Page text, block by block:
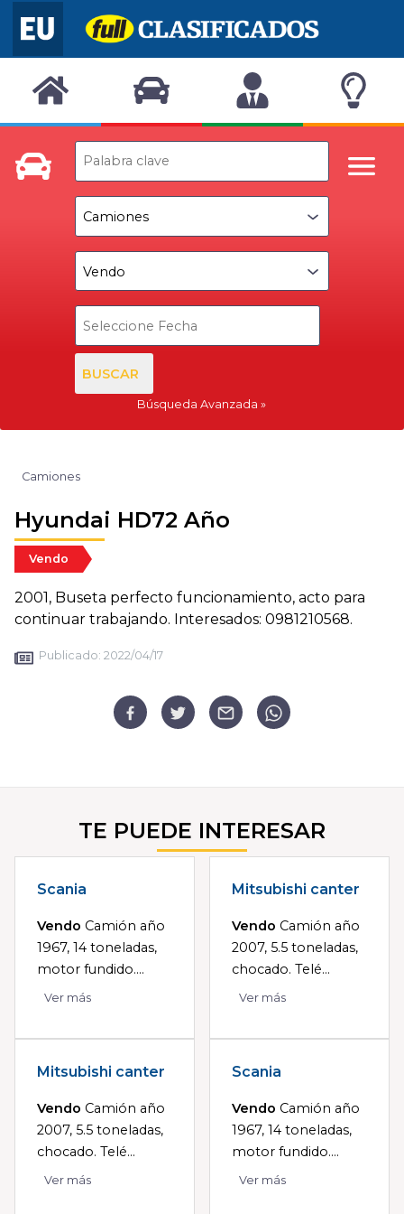
BUSCAR
Búsqueda Avanzada
Camiones
Hyundai HD72 Año
Vendo
2001, Buseta perfecto funcionamiento, acto para
continuar trabajando. Interesados: 0981210568.
Publicado: 2022/04/17
TE PUEDE INTERESAR
Scania
Vendo Camión año
1967, 14 toneladas,
motor fundido....
Ver más
Mitsubishi canter
Vendo Camión año
2007, 5.5 toneladas,
chocado. Telé...
Ver más
Mitsubishi canter
Vendo Camión año
2007, 5.5 toneladas,
chocado. Telé...
Ver más
Scania
Vendo Camión año
1967, 14 toneladas,
motor fundido....
Ver más